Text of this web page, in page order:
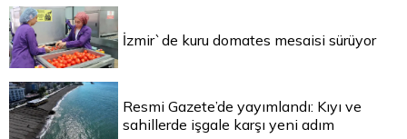
İzmir`de kuru domates mesaisi sürüyor
Resmi Gazete’de yayımlandı: Kıyı ve
sahillerde işgale karşı yeni adım